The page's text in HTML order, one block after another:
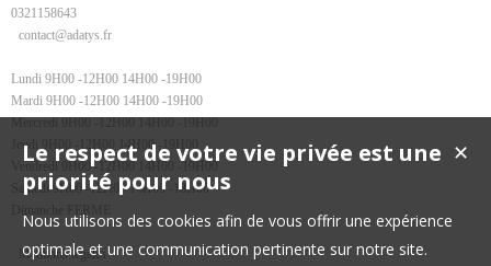
0321158643
contact@adatys.fr
Lundi 9H00 -12H00 14H00 -19H00
Mardi 9H00 -12H00 14H00 -19H00
Jeudi 9H00 -12H00 14H00 -19H00
Vendredi 9H00 -12H00 14H00 -19H00
Samedi 9H00 -12H00 14H00 -18H00
Mentions légales
✕
Le respect de votre vie privée est une
priorité pour nous
Nous utilisons des cookies afin de vous offrir une expérience
optimale et une communication pertinente sur notre site.